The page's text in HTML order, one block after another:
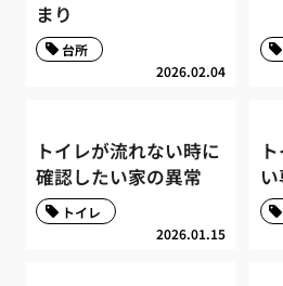
まり
2026.02.04
台所
トイレが流れない時に
確認したい家の異常
2026.01.15
トイレ